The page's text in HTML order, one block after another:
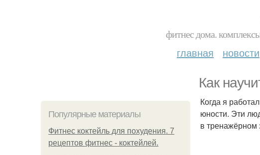
фитнес дома.
главная новости
Как
Популярные материалы
Фитнес коктейль для похудения. 7
рецептов фитнес - коктейлей.
Когда я
юности. Эти
в тренажёрном